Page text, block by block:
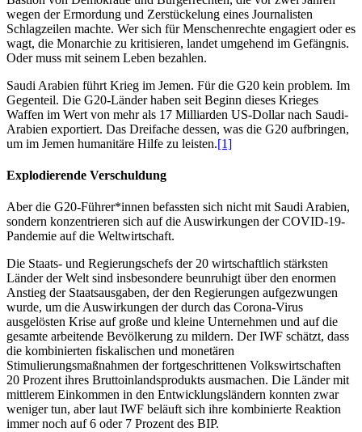
wegen der Ermordung und Zerstückelung eines Journalisten
Schlagzeilen machte. Wer sich für Menschenrechte engagiert oder es
wagt, die Monarchie zu kritisieren, landet umgehend im Gefängnis.
Oder muss mit seinem Leben bezahlen.
Saudi Arabien führt Krieg im Jemen. Für die G20 kein problem. Im
Gegenteil. Die G20-Länder haben seit Beginn dieses Krieges
Waffen im Wert von mehr als 17 Milliarden US-Dollar nach Saudi-
Arabien exportiert. Das Dreifache dessen, was die G20 aufbringen,
um im Jemen humanitäre Hilfe zu leisten.[1]
Explodierende Verschuldung
Aber die G20-Führer*innen befassten sich nicht mit Saudi Arabien,
sondern konzentrieren sich auf die Auswirkungen der COVID-19-
Pandemie auf die Weltwirtschaft.
Die Staats- und Regierungschefs der 20 wirtschaftlich stärksten
Länder der Welt sind insbesondere beunruhigt über den enormen
Anstieg der Staatsausgaben, der den Regierungen aufgezwungen
wurde, um die Auswirkungen der durch das Corona-Virus
ausgelösten Krise auf große und kleine Unternehmen und auf die
gesamte arbeitende Bevölkerung zu mildern. Der IWF schätzt, dass
die kombinierten fiskalischen und monetären
Stimulierungsmaßnahmen der fortgeschrittenen Volkswirtschaften
20 Prozent ihres Bruttoinlandsprodukts ausmachen. Die Länder mit
mittlerem Einkommen in den Entwicklungsländern konnten zwar
weniger tun, aber laut IWF beläuft sich ihre kombinierte Reaktion
immer noch auf 6 oder 7 Prozent des BIP.